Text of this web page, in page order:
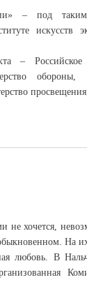
– под
искусств
–
не хочется,
На
любовь. В